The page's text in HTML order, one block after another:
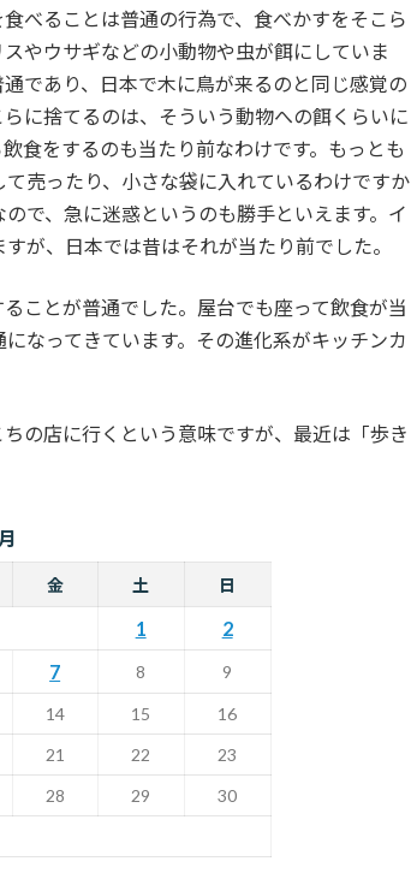
べることは普通の行為で、食べかすをそこら
やウサギなどの小動物や虫が餌にしていま
であり、日本で木に鳥が来るのと同じ感覚の
に捨てるのは、そういう動物への餌くらいに
食をするのも当たり前なわけです。もっとも
売ったり、小さな袋に入れているわけですか
で、急に迷惑というのも勝手といえます。イ
が、日本では昔はそれが当たり前でした。
ことが普通でした。屋台でも座って飲食が当
なってきています。その進化系がキッチンカ
の店に行くという意味ですが、最近は「歩き
金 土 日
1
2
7 8 9
14 15
16
21 22
23
28 29
30